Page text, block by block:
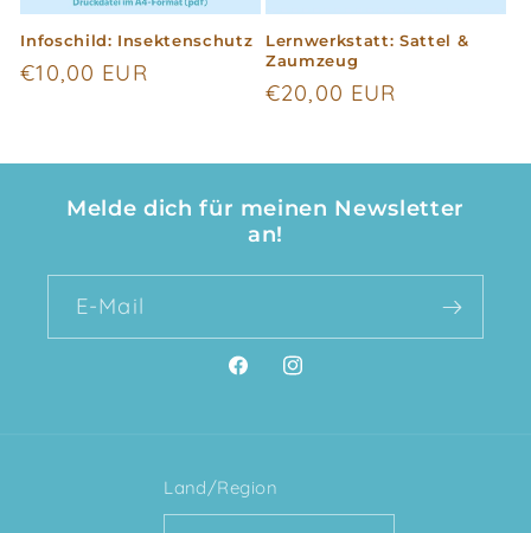
Infoschild: Insektenschutz
Normaler
€10,00 EUR
Lernwerkstatt: Sattel &
Zaumzeug
Normaler
€20,00 EUR
Melde dich für meinen Newsletter
an!
E-Mail
FacebookInstagram
Land/Region